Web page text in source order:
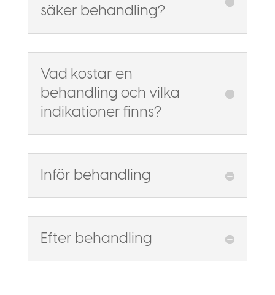
säker behandling?
Vad kostar en
behandling och vilka
indikationer finns?
Inför behandling
Efter behandling